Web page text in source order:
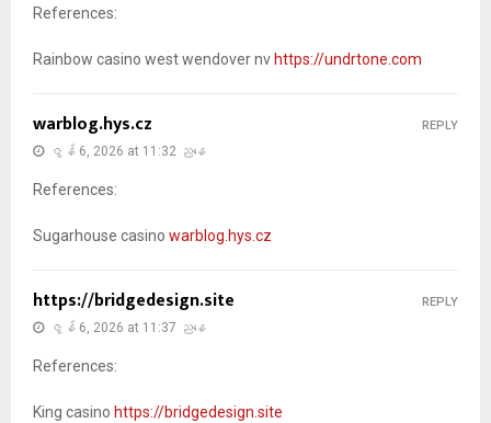
References:
Rainbow casino west wendover nv https://undrtone.com
warblog.hys.cz
ဇွန် 6, 2026 at 11:32 ညနေ
References:
Sugarhouse casino warblog.hys.cz
REPLY
https://bridgedesign.site
ဇွန် 6, 2026 at 11:37 ညနေ
References:
King casino https://bridgedesign.site
REPLY